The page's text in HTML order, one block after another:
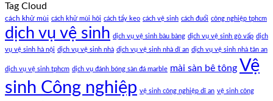
Tag Cloud
cách khử mùi cách khử mùi hôi cách tẩy keo cách vệ sinh cách đuổi công nghiệp tphcm
dịch vụ vệ sinh dịch vụ vệ sinh bàu bàng dịch vụ vệ sinh gò vấp dịch
vụ vệ sinh hà nội dịch vụ vệ sinh nhà dịch vụ vệ sinh nhà dĩ an dịch vụ vệ sinh nhà tân an
dịch vụ vệ sinh tphcm dịch vụ đánh bóng sàn đá marble mài sàn bê tông Vệ
sinh Công nghiệp vệ sinh công nghiệp dĩ an vệ sinh công